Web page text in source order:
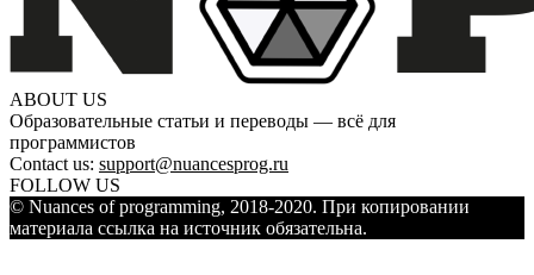
ABOUT US
Образовательные статьи и переводы — всё для
программистов
Contact us: support@nuancesprog.ru
FOLLOW US
© Nuances of programming, 2018-2020. При копировании
материала ссылка на источник обязательна.